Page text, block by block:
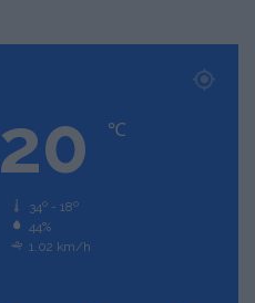
20 ℃
34º - 18º
44%
1.02 km/h